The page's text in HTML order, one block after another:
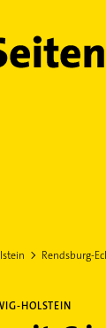
Rendsburg-
HOLSTEIN